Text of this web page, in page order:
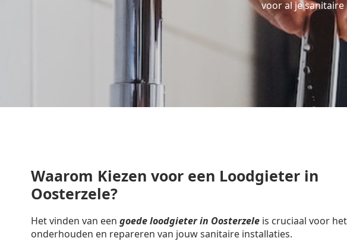
voor al je
Waarom Kiezen voor een Loodgieter in
Oosterzele?
Het vinden van een goede loodgieter in Oosterzele is cruciaal voor het
onderhouden en repareren van jouw sanitaire installaties.